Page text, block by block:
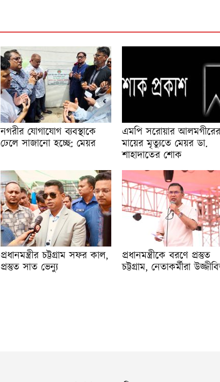
নগরীর যোগাযোগ ব্যবস্থাকে
ঢেলে সাজানো হচ্ছে: মেয়র
এমপি সরোয়ার আলমগীরের
মায়ের মৃত্যুতে মেয়র ডা.
শাহাদাতের শোক
প্রধানমন্ত্রীর চট্টগ্রাম সফর কাল,
প্রস্তুত সাত ভেন্যু
প্রধানমন্ত্রীকে বরণে প্রস্তুত
চট্টগ্রাম, নেতাকর্মীরা